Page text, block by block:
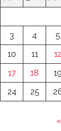
3
4 5
10
11 12
17
18
24
25